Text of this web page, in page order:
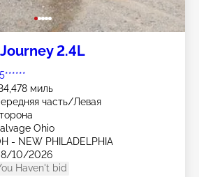
2.4L
миль
часть/Левая
Ohio
- NEW PHILADELPHIA
10/2026
Haven't bid